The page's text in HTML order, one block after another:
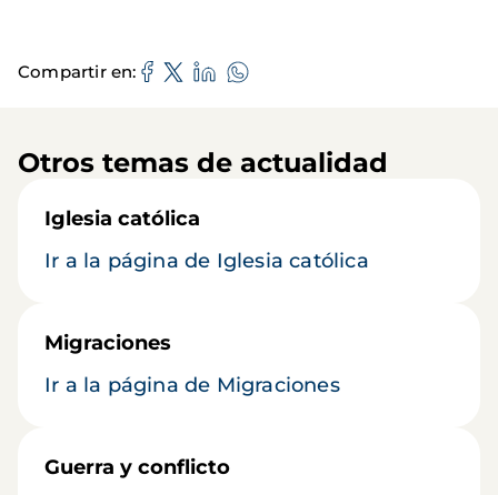
Compartir en
Otros temas de actualidad
Iglesia católica
Ir a la página de Iglesia católica
Migraciones
Ir a la página de Migraciones
Guerra y conflicto